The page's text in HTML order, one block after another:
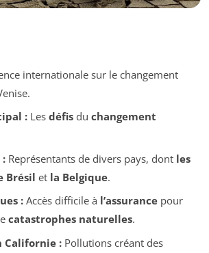
internationale sur le changement
:Les défisdu changement
Représentants de divers pays, dont les
Brésil et la Belgique.
:Accès difficile à l’assurancepour
catastrophes naturelles.
Californie :Pollutions créant des